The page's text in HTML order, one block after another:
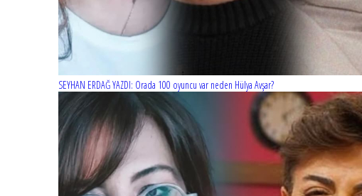
SEYHAN ERDAĞ YAZDI: Orada 100 oyuncu var neden Hülya Avşar?